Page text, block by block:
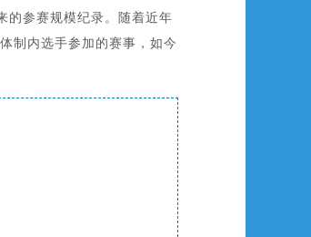
的参赛规模纪录。随着近年
制内选手参加的赛事，如今